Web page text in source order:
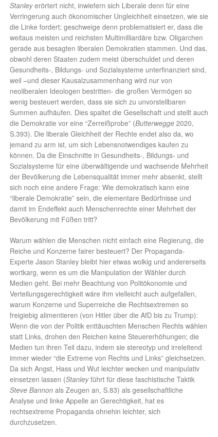
Stanleyerörtert nicht, inwiefern sich Liberale denn für eine
Verringerung auch ökonomischer Ungleichheit einsetzen, wie sie
die Linke fordert; geschweige denn problematisiert er, dass die
weitaus meisten und reichsten Multimilliardäre bzw. Oligarchen
gerade aus besagten liberalen Demokratien stammen. Und das,
obwohl deren Staaten zudem meist überschuldet und deren
Gesundheits-, Bildungs- und Sozialsysteme unterfinanziert sind,
weil –und dieser Kausalzusammenhang wird nur von
neoliberalen Ideologen bestritten- die großen Vermögen so
wenig besteuert werden, dass sie sich zu unvorstellbaren
Summen aufhäufen. Dies spaltet die Gesellschaft und stellt auch
die Demokratie vor eine “Zerreißprobe” (Butterwegge 2020,
S.393). Die liberale Gleichheit der Rechte endet also da, wo
jemand zu arm ist, um sich Lebensnotwendiges kaufen zu
können. Da die Einschnitte in Gesundheits-, Bildungs- und
Sozialsysteme für eine überwältigende und wachsende Mehrheit
der Bevölkerung die Lebensqualität immer mehr absenkt, stellt
sich noch eine andere Frage: Wie demokratisch kann eine
“liberale Demokratie” sein, die elementare Bedürfnisse und
damit im Endeffekt auch Menschenrechte einer Mehrheit der
Bevölkerung mit Füßen tritt?
Warum wählen die Menschen nicht einfach eine Regierung, die
Reiche und Konzerne fairer besteuert? Der Propaganda-
Experte Jason Stanley bleibt hier etwas wolkig und andererseits
wortkarg, wenn es um die Manipulation der Wähler durch
Medien geht. Bei mehr Beachtung von Politökonomie und
Verteilungsgerechtigkeit wäre ihm vielleicht auch aufgefallen,
warum Konzerne und Superreiche die Rechtsextremen so
freigiebig alimentieren (von Hitler über die AfD bis zu Trump):
Wenn die von der Politik enttäuschten Menschen Rechts wählen
statt Links, drohen den Reichen keine Steuererhöhungen; die
Medien tun ihren Teil dazu, indem sie stereotyp und irreleitend
immer wieder “die Extreme von Rechts und Links” gleichsetzen.
Da sich Angst, Hass und Wut leichter wecken und manipulativ
einsetzen lassen (Stanleyführt für diese faschistische Taktik
Steve Bannon als Zeugen an, S.83) als gesellschaftliche
Analyse und linke Appelle an Gerechtigkeit, hat es
rechtsextreme Propaganda ohnehin leichter, sich
durchzusetzen.